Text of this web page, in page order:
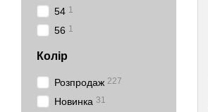
54 1
56 1
Колір
Розпродаж 227
Новинка 31